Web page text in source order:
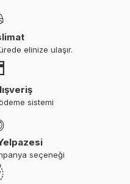
elinize ulaşır.
sistemi
seçeneği